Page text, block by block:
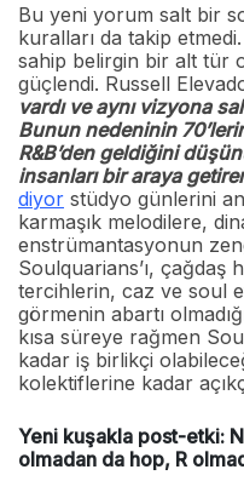
Bu yeni yorum salt bir
kuralları da takip
sahip belirgin bir alt tür
güçlendi. Russell
vardı ve aynı vizyona
Bunun nedeninin
R&B’den geldiğini
insanları bir araya
diyor stüdyo günlerini
karmaşık melodilere,
enstrümantasyonun
Soulquarians’ı, çağdaş
tercihlerin, caz ve soul
görmenin abartı
kısa süreye rağmen
kadar iş birlikçi
kolektiflerine kadar
Yeni kuşakla post-etki:
olmadan da hop, R